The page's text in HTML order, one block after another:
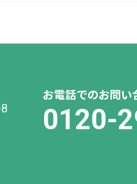
お電話でのお問い
0120-